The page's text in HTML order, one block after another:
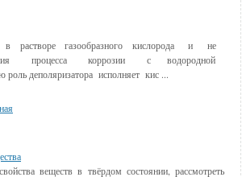
газообразного кислорода и не
процесса коррозии с водородной
роль деполяризатора исполняет кис ...
ве­ществ в твёр­дом со­стоя­нии, рассмотреть